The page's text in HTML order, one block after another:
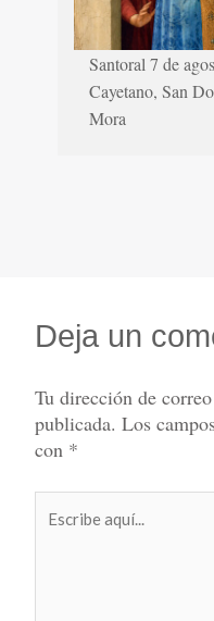
Santoral 7 de
Cayetano, San
Mora
Deja un
Tu dirección de
publicada. Los
con *
aquí...